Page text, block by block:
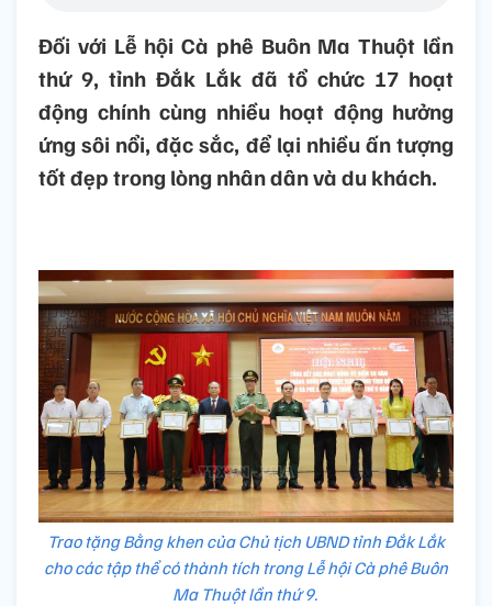
Đối với Lễ hội Cà phê Buôn Ma Thuột lần
thứ 9, tỉnh Đắk Lắk đã tổ chức 17 hoạt
động chính cùng nhiều hoạt động hưởng
ứng sôi nổi, đặc sắc, để lại nhiều ấn tượng
tốt đẹp trong lòng nhân dân và du khách.
Trao tặng Bằng khen của Chủ tịch UBND tỉnh Đắk Lắk
cho các tập thể có thành tích trong Lễ hội Cà phê Buôn
Ma Thuột lần thứ 9.